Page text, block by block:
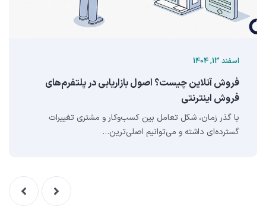
اسفند 13, 1404
فروش آنلاین چیست؟ اصول بازاریابی در پلتفرم‌های
فروش اینترنتی
با گذر زمان، شکل تعامل بین کسب‌وکار و مشتری تغییرات
گسترده‌ای داشته و می‌توانیم اصلی‌ترین…